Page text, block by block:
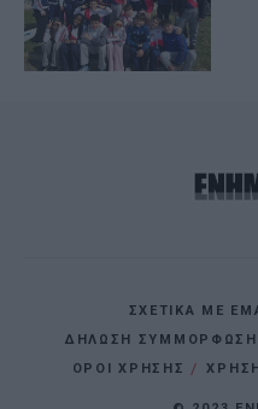
ΣΧΕΤΙΚΑ ΜΕ
ΔΗΛΩΣΗ
ΌΡΟΙ ΧΡΗΣΗΣ
ΧΡΗΣΗ